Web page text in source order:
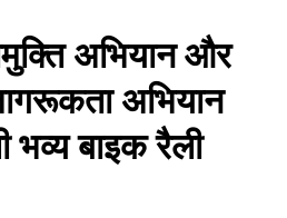
अभियान और
अभियान
बाइक रैली